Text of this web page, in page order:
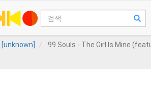
[unknown] 99 Souls - The Girl Is Mine